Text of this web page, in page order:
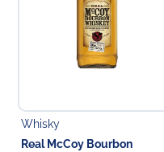
Whisky
Real McCoy Bourbon